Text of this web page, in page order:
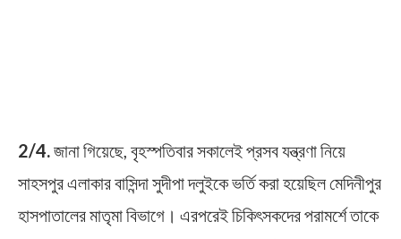
2/4.জানা গিয়েছে, বৃহস্পতিবার সকালেই প্রসব যন্ত্রণা নিয়ে
সাহসপুর এলাকার বাসিন্দা সুদীপা দলুইকে ভর্তি করা হয়েছিল মেদিনীপুর
হাসপাতালের মাতৃমা বিভাগে। এরপরেই চিকিৎসকদের পরামর্শে তাকে